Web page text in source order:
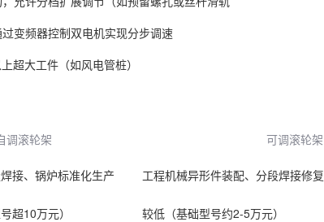
变频器控制双电机实现分步调速
超大工件（如风电管桩）
调滚轮架 可调滚轮架
接、锅炉标准化生产 工程机械异形件装配、分段焊接修复
超10万元） 较低（基础型号约2-5万元）